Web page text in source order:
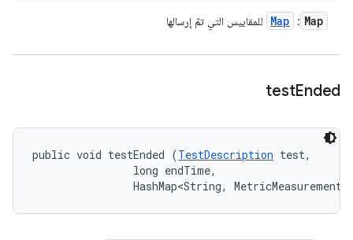
Map
:
Map للمقاييس التي تمّ إرسالها
testEnded
public void testEnded (TestDescription test,
                long endTime,
HashMap<String,